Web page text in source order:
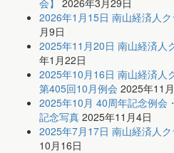
2026年1月15日 南山経済人
月9日
2025年11月20日 南山経済人
年1月22日
2025年10月16日 南山経済人
第405回10月例会 2025年11
2025年10月 40周年記念例会
記念写真 2025年11月4日
2025年7月17日 南山経済人
10月16日